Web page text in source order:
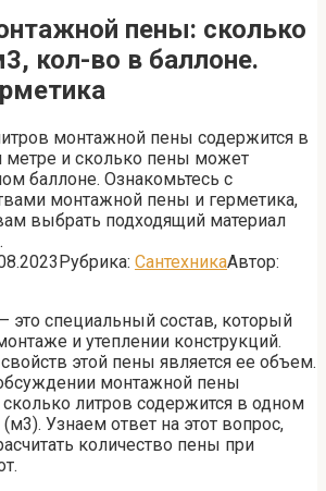
пены: сколько
кол-во в баллоне.
монтажной пены содержится в
метре и сколько пены может
баллоне. Ознакомьтесь с
монтажной пены и герметика,
выбрать подходящий материал
Рубрика: СантехникаАвтор:
это специальный состав, который
и утеплении конструкций.
этой пены является ее объем.
монтажной пены
сколько литров содержится в одном
Узнаем ответ на этот вопрос,
количество пены при